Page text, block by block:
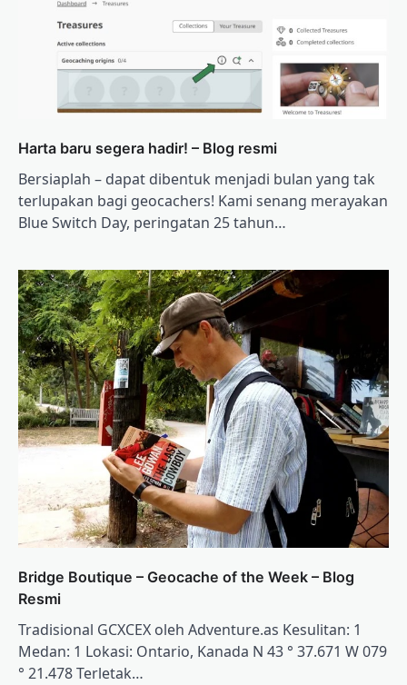
Harta baru segera hadir! – Blog resmi
Bersiaplah – dapat dibentuk menjadi bulan yang tak
terlupakan bagi geocachers! Kami senang merayakan
Blue Switch Day, peringatan 25 tahun…
Bridge Boutique – Geocache of the Week – Blog
Resmi
Tradisional GCXCEX oleh Adventure.as Kesulitan: 1
Medan: 1 Lokasi: Ontario, Kanada N 43 ° 37.671 W 079
° 21.478 Terletak…